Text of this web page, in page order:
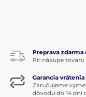
Preprava zdarma
Pri nákupe tovaru
Garancia
Zaručujeme
dôvodu do 14 dní